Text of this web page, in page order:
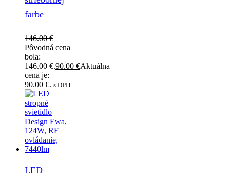
farbe
146.00€
Pôvodná cena
bola:
146.00 €.90.00 €Aktuálna
cena je:
90.00 €. s DPH
LED